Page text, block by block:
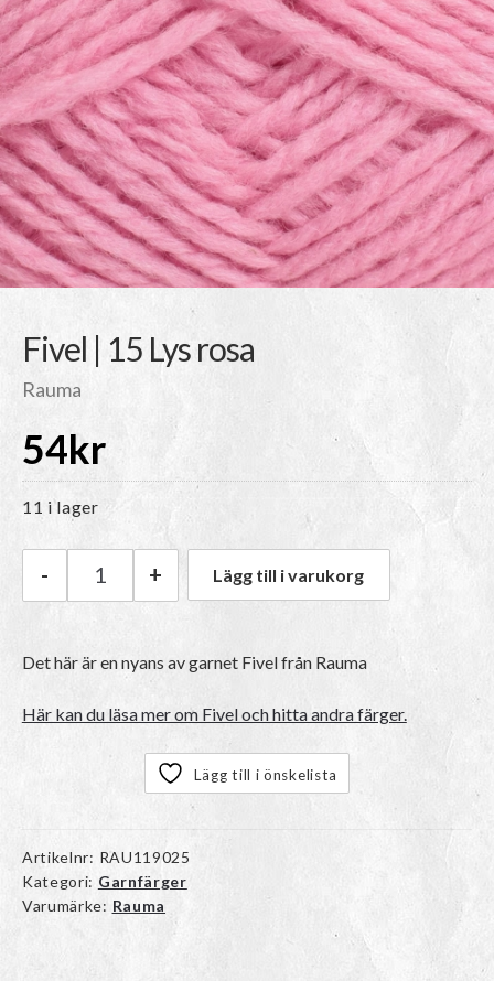
Fivel | 15 Lys rosa
Rauma
54kr
11 i lager
Rauma Fivel | 15 Lys rosa mängd
- + Lägg till i varukorg
Det här är en nyans av garnet Fivel från Rauma
Här kan du läsa mer om Fivel och hitta andra färger.
Lägg till i önskelista
Artikelnr: RAU119025
Kategori: Garnfärger
Varumärke: Rauma